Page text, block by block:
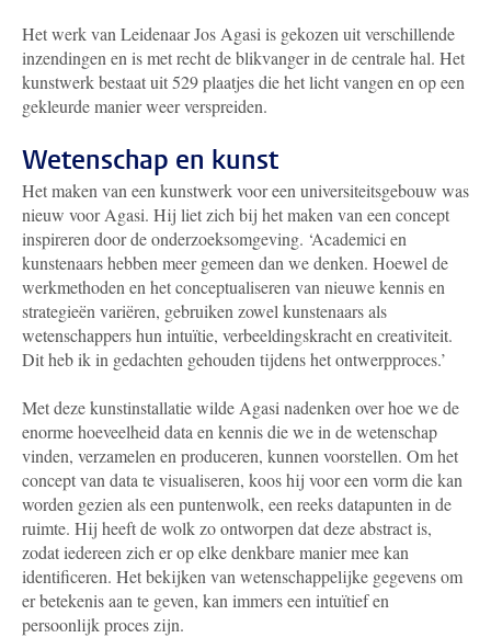
Het werk van Leidenaar Jos Agasi is gekozen uit verschillende
inzendingen en is met recht de blikvanger in de centrale hal. Het
kunstwerk bestaat uit 529 plaatjes die het licht vangen en op een
gekleurde manier weer verspreiden.
Wetenschap en kunst
Het maken van een kunstwerk voor een universiteitsgebouw was
nieuw voor Agasi. Hij liet zich bij het maken van een concept
inspireren door de onderzoeksomgeving. ‘Academici en
kunstenaars hebben meer gemeen dan we denken. Hoewel de
werkmethoden en het conceptualiseren van nieuwe kennis en
strategieën variëren, gebruiken zowel kunstenaars als
wetenschappers hun intuïtie, verbeeldingskracht en creativiteit.
Dit heb ik in gedachten gehouden tijdens het ontwerpproces.’
Met deze kunstinstallatie wilde Agasi nadenken over hoe we de
enorme hoeveelheid data en kennis die we in de wetenschap
vinden, verzamelen en produceren, kunnen voorstellen. Om het
concept van data te visualiseren, koos hij voor een vorm die kan
worden gezien als een puntenwolk, een reeks datapunten in de
ruimte. Hij heeft de wolk zo ontworpen dat deze abstract is,
zodat iedereen zich er op elke denkbare manier mee kan
identificeren. Het bekijken van wetenschappelijke gegevens om
er betekenis aan te geven, kan immers een intuïtief en
persoonlijk proces zijn.